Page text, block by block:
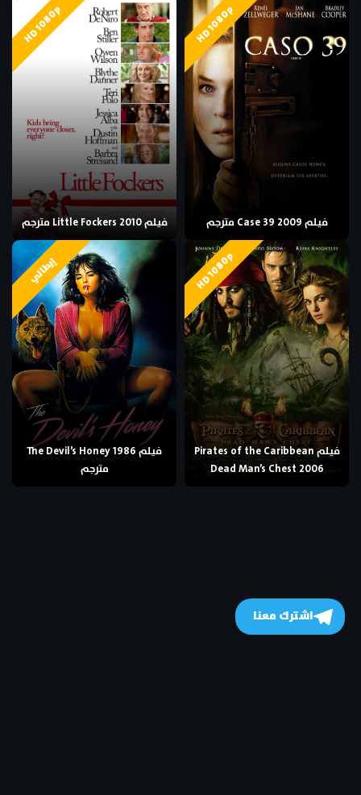
HD 1080p
فيلم Case 39 2009 مترجم
HD 1080p
فيلم Little Fockers 2010 مترجم
HD 1080p
فيلم Pirates of the Caribbean
Dead Man’s Chest 2006
إيطالي
فيلم The Devil’s Honey 1986
مترجم
اشترك معنا